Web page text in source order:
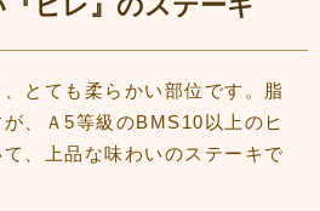
とても柔らかい部位です。脂
、Ａ5等級のBMS10以上のヒ
、上品な味わいのステーキで